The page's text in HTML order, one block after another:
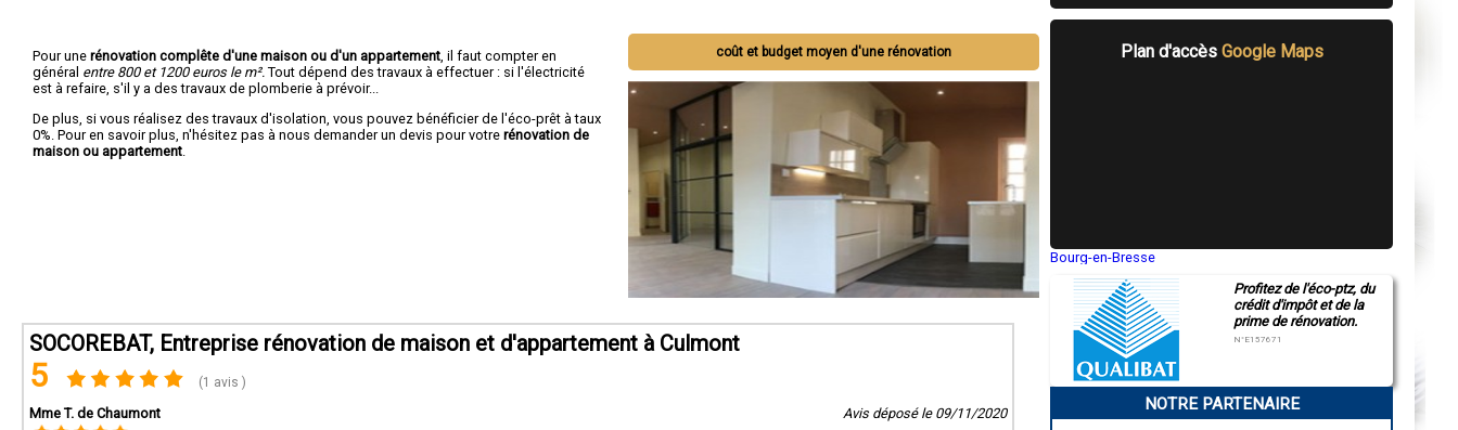
coût et budget moyen d'une rénovation
Pour une rénovation complête d'une maison ou d'un appartement , il faut compter en
général entre 800 et 1200 euros le m². Tout dépend des travaux à effectuer : si l'électricité
est à refaire, s'il y a des travaux de plomberie à prévoir...
De plus, si vous réalisez des travaux d'isolation, vous pouvez bénéficier de l'éco-prêt à taux
0%. Pour en savoir plus, n'hésitez pas à nous demander un devis pour votre rénovation de
maison ou appartement
SOCOREBAT, Entreprise rénovation de maison et d'appartement à Culmont
5 (1 avis )
Mme T. de Chaumont Avis déposé le 09/11/2020
Plan d'accès Google Maps
Bourg-en-Bresse
Montluçon
Manosque
Gap
Charleville-Mézières
Pamiers
Narbonne
Profitez de l'éco-ptz, du
crédit d'impôt et de la
prime de rénovation.
N°E157671
NOTRE PARTENAIRE